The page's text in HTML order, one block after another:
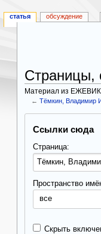
Страницы,
Материал из
← Тёмкин, Владимир
Ссылки сюда
Страница:
Пространство
все
Скрыть
статья обсуждение